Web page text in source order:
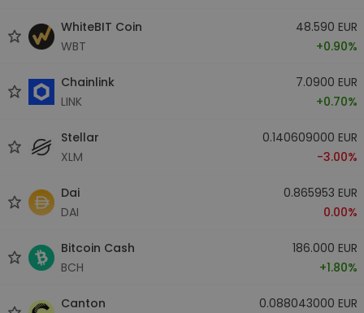
WhiteBIT Coin
WBT
48.590 EUR
+0.90%
Chainlink
LINK
7.0900 EUR
+0.70%
Stellar
XLM
0.140609000 EUR
-3.00%
Dai
DAI
0.865953 EUR
0.00%
Bitcoin Cash
BCH
186.000 EUR
+1.80%
Canton
0.088043000 EUR